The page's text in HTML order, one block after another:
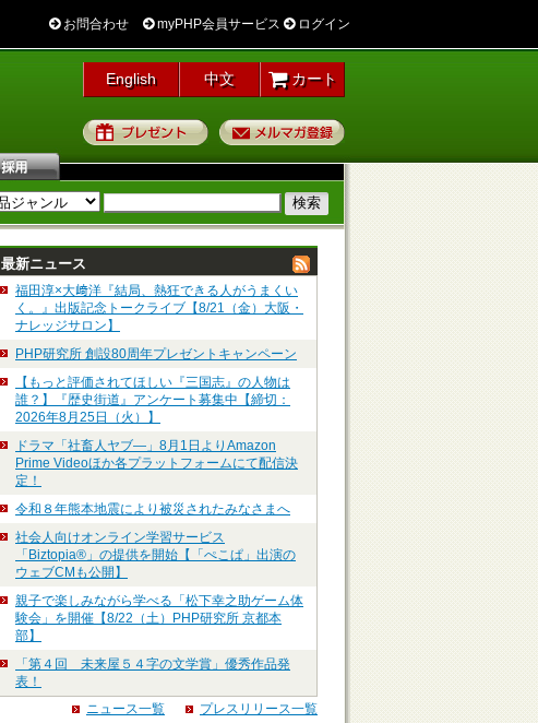
お問合わせ myPHP会員サービス ログイン
English 中文 カート
プレゼント
最新ニュース
福田淳×大﨑洋『結局、熱狂できる人がうまくい
く。』出版記念トークライブ【8/21（金）大阪・
ナレッジサロン】
PHP研究所 創設80周年プレゼントキャンペーン
【もっと評価されてほしい『三国志』の人物は
誰？】『歴史街道』アンケート募集中【締切：
2026年8月25日（火）】
ドラマ「社畜人ヤブ―」8月1日よりAmazon
Prime Videoほか各プラットフォームにて配信決
定！
令和８年熊本地震により被災されたみなさまへ
社会人向けオンライン学習サービス
「Biztopia®」の提供を開始【「ぺこぱ」出演の
ウェブCMも公開】
親子で楽しみながら学べる「松下幸之助ゲーム体
験会」を開催【8/22（土）PHP研究所 京都本
部】
「第４回 未来屋５４字の文学賞」優秀作品発
表！
ニュース一覧
プレスリリース一覧